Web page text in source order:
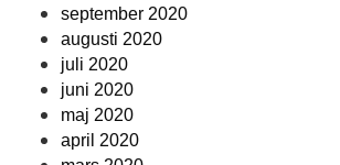
september 2020
augusti 2020
juli 2020
juni 2020
maj 2020
april 2020